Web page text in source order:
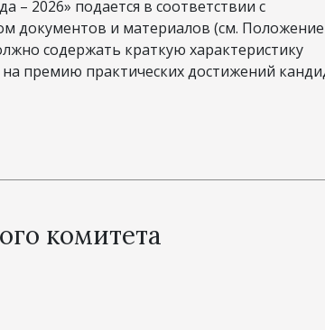
– 2026» подается в соответствии с
документов и материалов (см.
содержать краткую характеристику
премию практических достижений
комитета